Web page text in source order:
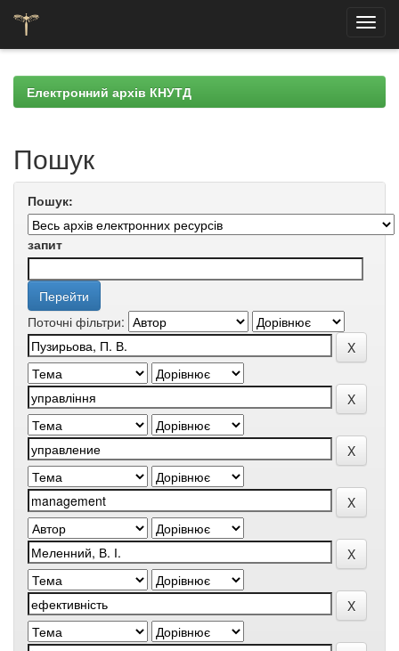
navigationЕлектронний архів КНУТД
Пошук
Пошук:
запит
Поточні фільтри: